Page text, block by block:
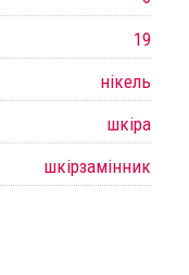
19
нікель
шкіра
шкірзамінник